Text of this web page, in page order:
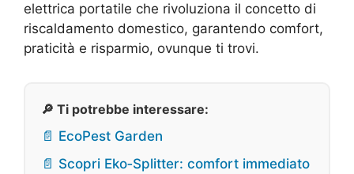
elettrica portatile che rivoluziona il concetto di
riscaldamento domestico, garantendo comfort,
praticità e risparmio, ovunque ti trovi.
🔎 Ti potrebbe interessare:
📄 EcoPest Garden
📄 Scopri Eko‑Splitter: comfort immediato